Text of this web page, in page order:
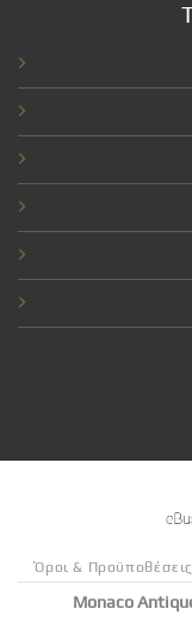
Όροι & Προϋποθέσεις
Monaco